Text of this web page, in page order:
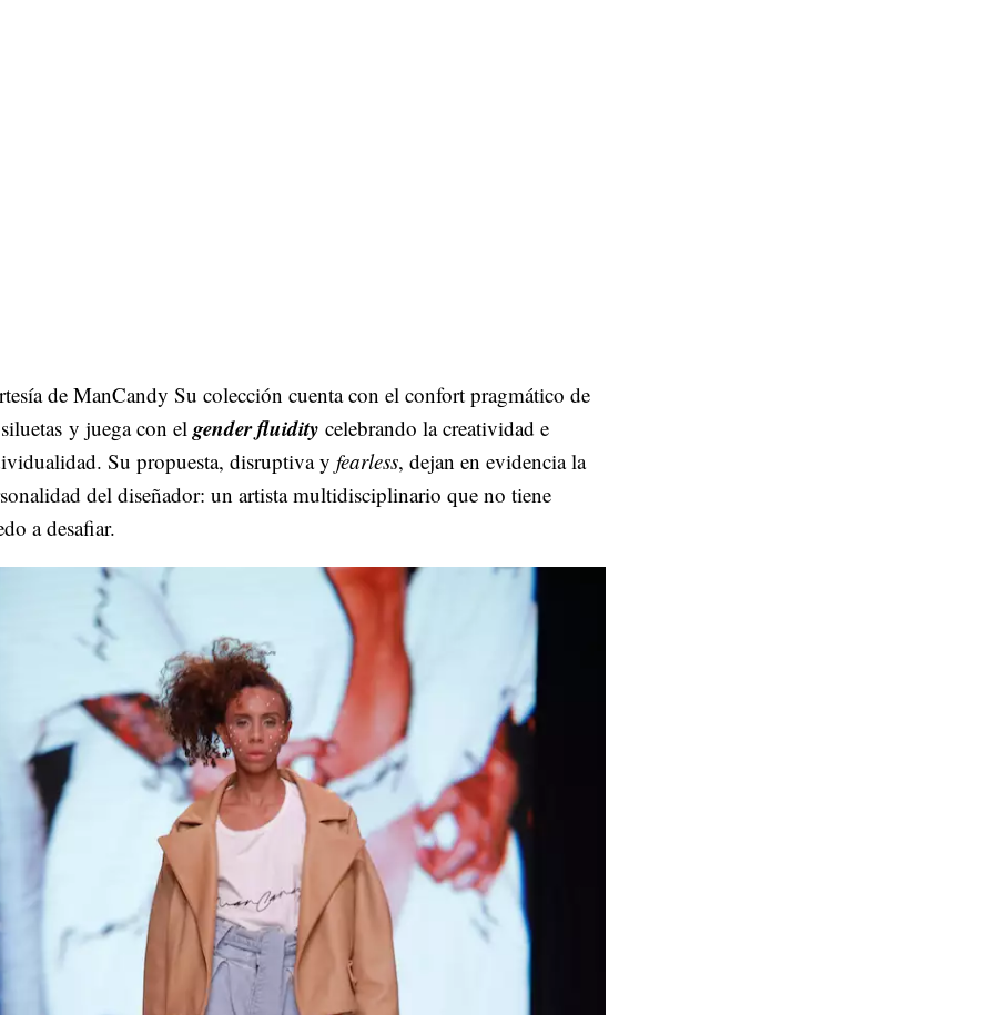
de ManCandy Su colección cuenta con el confort pragmático de
y juega con el gender fluidity celebrando la creatividad e
Su propuesta, disruptiva y fearless, dejan en evidencia la
del diseñador: un artista multidisciplinario que no tiene
a desafiar.